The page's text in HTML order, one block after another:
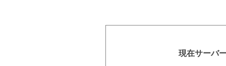
現在サーバ